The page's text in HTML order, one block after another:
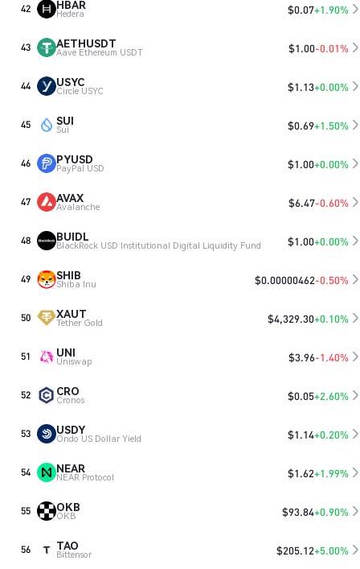
42 HBAR
Hedera $0.07+1.90%
43 AETHUSDT
Aave Ethereum USDT $1.00-0.01%
44 USYC
Circle USYC $1.13+0.00%
45 SUI
Sui $0.69+1.50%
46 PYUSD
PayPal USD $1.00+0.00%
47 AVAX
Avalanche $6.47-0.60%
48 BUIDL
BlackRock USD Institutional Digital Liquidity Fund $1.00+0.00%
49 SHIB
Shiba Inu $0.00000462-0.50%
50 XAUT
Tether Gold $4,329.30+0.10%
51 UNI
Uniswap $3.96-1.40%
52 CRO
Cronos $0.05+2.60%
53 USDY
Ondo US Dollar Yield $1.14+0.20%
54 NEAR
NEAR Protocol $1.62+1.99%
55 OKB
OKB $93.84+0.90%
56 TAO
Bittensor $205.12+5.00%